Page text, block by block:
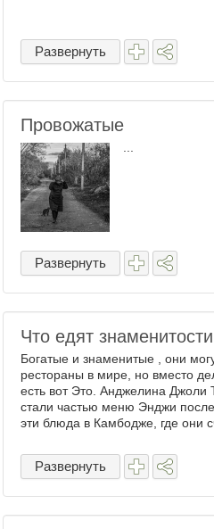
Развернуть
Провожатые
Развернуть
Что едят знаменитости
Богатые и знаменитые , они
рестораны в мире, но вместо
есть вот Это. Анджелина Джоли
стали частью меню Энджи
эти блюда в Камбодже, где они
Развернуть